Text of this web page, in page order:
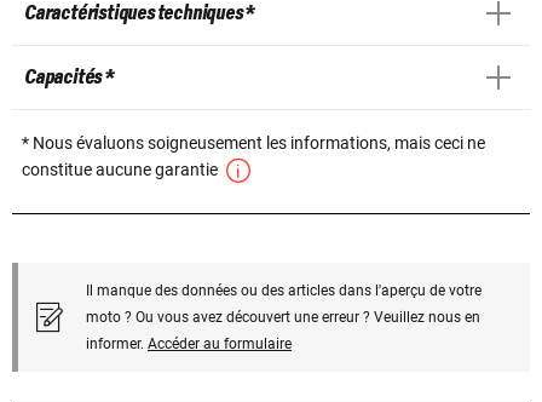
Caractéristiques techniques *
Capacités *
* Nous évaluons soigneusement les informations, mais ceci ne
constitue aucune garantie
Il manque des données ou des articles dans l'aperçu de votre
moto ? Ou vous avez découvert une erreur ? Veuillez nous en
informer. Accéder au formulaire